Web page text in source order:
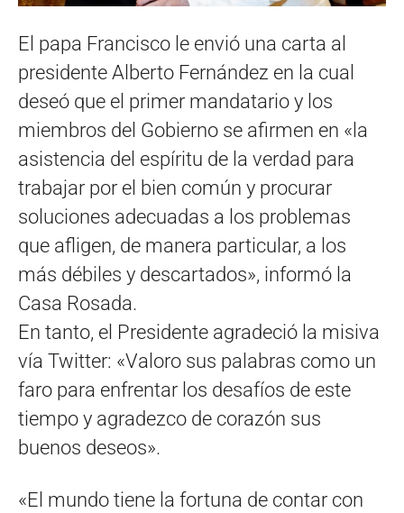
El papa Francisco le envió una carta al
presidente Alberto Fernández en la cual
deseó que el primer mandatario y los
miembros del Gobierno se afirmen en «la
asistencia del espíritu de la verdad para
trabajar por el bien común y procurar
soluciones adecuadas a los problemas
que afligen, de manera particular, a los
más débiles y descartados», informó la
Casa Rosada.
En tanto, el Presidente agradeció la misiva
vía Twitter: «Valoro sus palabras como un
faro para enfrentar los desafíos de este
tiempo y agradezco de corazón sus
buenos deseos».
«El mundo tiene la fortuna de contar con